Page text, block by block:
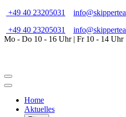
+49 40 23205031
+49 40 23205031
Mo - Do 10 - 16 Uhr | Fr 10 - 14 Uhr
Home
Aktuelles